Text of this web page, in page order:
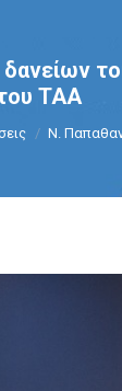
ΤΑΑ
Ν.